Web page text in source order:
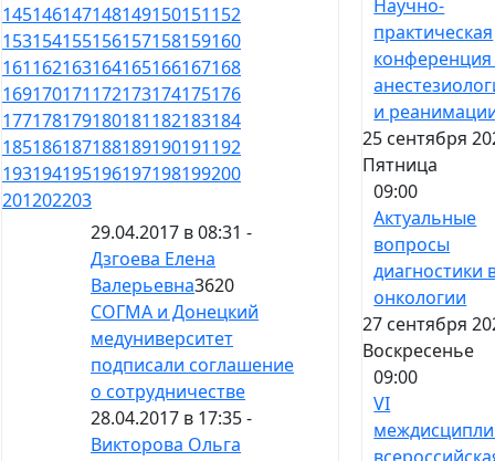
145146147148149150151152
153154155156157158159160
161162163164165166167168
169170171172173174175176
177178179180181182183184
185186187188189190191192
193194195196197198199200
201202203
29.04.2017 в 08:31 -
Дзгоева Елена
Валерьевна3620
СОГМА и Донецкий
медуниверситет
подписали соглашение
о сотрудничестве
28.04.2017 в 17:35 -
Викторова Ольга
Научно-
практическая
и
25 сентября
Пятница
09:00
Актуальные
вопросы
диагностики
онкологии
27 сентября
Воскресенье
09:00
VI